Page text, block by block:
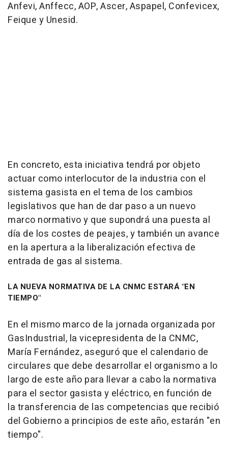
Anfevi, Anffecc, AOP, Ascer, Aspapel, Confevicex,
Feique y Unesid.
En concreto, esta iniciativa tendrá por objeto
actuar como interlocutor de la industria con el
sistema gasista en el tema de los cambios
legislativos que han de dar paso a un nuevo
marco normativo y que supondrá una puesta al
día de los costes de peajes, y también un avance
en la apertura a la liberalización efectiva de
entrada de gas al sistema.
LA NUEVA NORMATIVA DE LA CNMC ESTARÁ "EN
TIEMPO"
En el mismo marco de la jornada organizada por
GasIndustrial, la vicepresidenta de la CNMC,
María Fernández, aseguró que el calendario de
circulares que debe desarrollar el organismo a lo
largo de este año para llevar a cabo la normativa
para el sector gasista y eléctrico, en función de
la transferencia de las competencias que recibió
del Gobierno a principios de este año, estarán "en
tiempo".